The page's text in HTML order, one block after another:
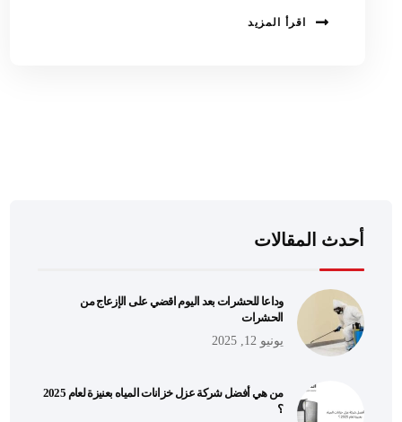
اقرأ المزيد
أحدث المقالات
وداعا للحشرات بعد اليوم اقضي على الإزعاج من
الحشرات
يونيو 12, 2025
من هي أفضل شركة عزل خزانات المياه بعنيزة لعام 2025
؟